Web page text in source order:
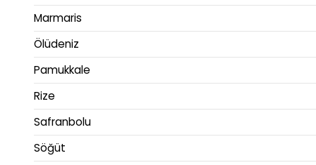
Marmaris
Ölüdeniz
Pamukkale
Rize
Safranbolu
Söğüt